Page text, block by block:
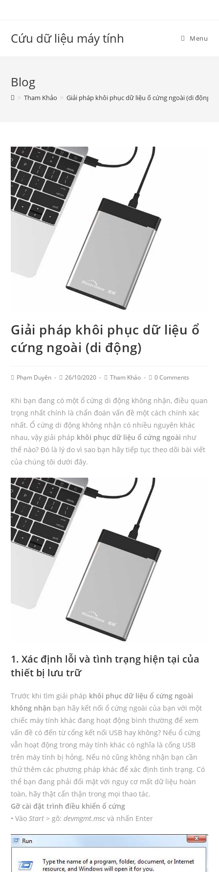
Cứu dữ liệu máy tính Menu
Blog
> Tham Khảo > Giải pháp khôi phục dữ liệu ổ cứng ngoài (di động)
Giải pháp khôi phục dữ liệu ổ
cứng ngoài (di động)
PostPhạm Duyên
Post26/10/2020
PostTham Khảo
Post0 Comments
Khi bạn đang có một ổ cứng di động không nhận, điều quan
trọng nhất chính là chẩn đoán vấn đề một cách chính xác
nhất. Ổ cứng di động không nhận có nhiều nguyên khác
nhau, vậy giải pháp khôi phục dữ liệu ổ cứng ngoài như
thế nào? Đó là lý do vì sao bạn hãy tiếp tục theo dõi bài viết
của chúng tôi dưới đây.
1. Xác định lỗi và tình trạng hiện tại của
thiết bị lưu trữ
Trước khi tìm giải pháp khôi phục dữ liệu ổ cứng ngoài
không nhận bạn hãy kết nối ổ cứng ngoài của bạn với một
chiếc máy tính khác đang hoạt động bình thường để xem
vấn đề có đến từ cổng kết nối USB hay không? Nếu ổ cứng
vẫn hoạt động trong máy tính khác có nghĩa là cổng USB
trên máy tính bị hỏng. Nếu nó cũng không nhận bạn cần
thử thêm các phương pháp khác để xác định tình trạng. Có
thể bạn đang phải đối mặt với nguy cơ mất dữ liệu hoàn
toàn, hãy thật cẩn thận trong mọi thao tác.
Gỡ cài đặt trình điều khiển ổ cứng
• VàoStart > gõ:devmgmt.mscvà nhấn Enter